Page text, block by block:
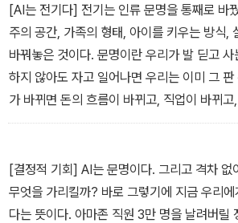
[AI는 전기다] 전기는 인류 문명을 통째로 바
주의 공간, 가족의 형태, 아이를 키우는 방식,
바꿔놓은 것이다. 문명이란 우리가 발 딛고
하지 않아도 자고 일어나면 우리는 이미 그
가 바뀌면 돈의 흐름이 바뀌고, 직업이 바뀌고
삶 전부가 달라진다. 그동안 당연하다고 여겼
아니다. 우리가 딛고 사는 땅 그 자체이기 때
나 대응하거나 관심 없거나] 중에서
[결정적 기회] AI는 문명이다. 그리고 격차 없
무엇을 가리킬까? 바로 그렇기에 지금 우리에
다는 뜻이다. 아마존 직원 3만 명을 날려버릴